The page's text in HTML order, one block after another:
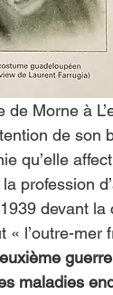
Morne à
de son
qu’elle
profession
devant la
« l’outre-mer
maladies